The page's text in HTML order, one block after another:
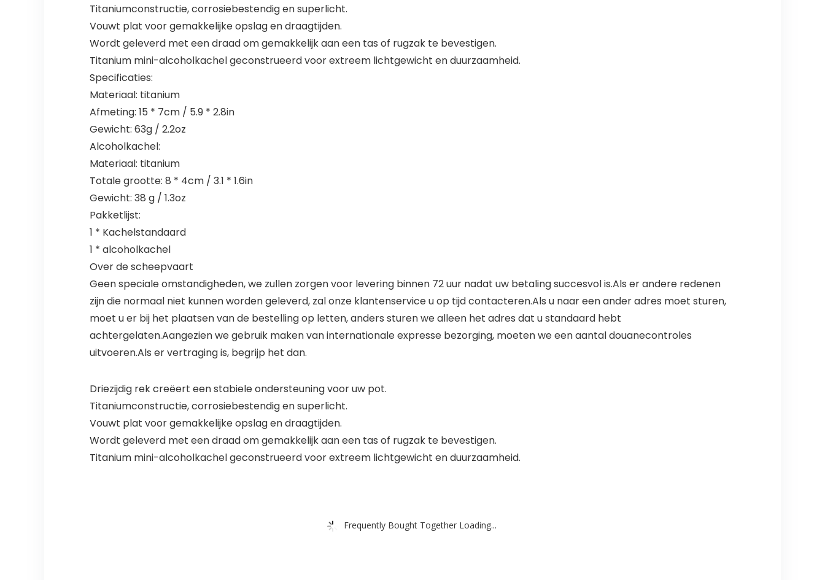
Titaniumconstructie, corrosiebestendig en superlicht.
Vouwt plat voor gemakkelijke opslag en draagtijden.
Wordt geleverd met een draad om gemakkelijk aan een tas of rugzak te bevestigen.
Titanium mini-alcoholkachel geconstrueerd voor extreem lichtgewicht en duurzaamheid.
Specificaties:
Materiaal: titanium
Afmeting: 15 * 7cm / 5.9 * 2.8in
Gewicht: 63g / 2.2oz
Alcoholkachel:
Materiaal: titanium
Totale grootte: 8 * 4cm / 3.1 * 1.6in
Gewicht: 38 g / 1.3oz
Pakketlijst:
1 * Kachelstandaard
1 * alcoholkachel
Over de scheepvaart
Geen speciale omstandigheden, we zullen zorgen voor levering binnen 72 uur nadat uw betaling succesvol is.Als er andere redenen
zijn die normaal niet kunnen worden geleverd, zal onze klantenservice u op tijd contacteren.Als u naar een ander adres moet sturen,
moet u er bij het plaatsen van de bestelling op letten, anders sturen we alleen het adres dat u standaard hebt
achtergelaten.Aangezien we gebruik maken van internationale expresse bezorging, moeten we een aantal douanecontroles
uitvoeren.Als er vertraging is, begrijp het dan.
Driezijdig rek creëert een stabiele ondersteuning voor uw pot.
Titaniumconstructie, corrosiebestendig en superlicht.
Vouwt plat voor gemakkelijke opslag en draagtijden.
Wordt geleverd met een draad om gemakkelijk aan een tas of rugzak te bevestigen.
Titanium mini-alcoholkachel geconstrueerd voor extreem lichtgewicht en duurzaamheid.
Frequently Bought Together Loading...